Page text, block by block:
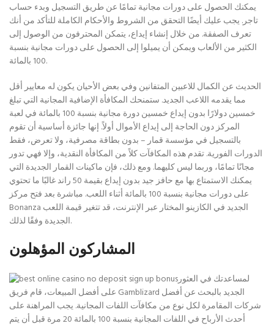
يمكنك الحصول على دورات مجانية تمامًا عن طريق التسجيل وبدء حساب
تاجر. يجب عليك أيضًا التحقق من الشروط والأحكام الكاملة للتأكد من أنك
تعرف الصفقة. من خلال إنشاء إيداع، يتمكن المحترفون من الوصول إلى
الكثير من الألعاب ويمكن أن يميلوا إلى الحصول على دورات مجانية بنسبة
100 بالمائة.
الحديث عن الكمال للاعبين المتفانين وفي بعض الأحيان يكون له معايير أقل
مما يقدمه اللاعب الجديد. ستمنحك المكافأة الإضافية المجانية التي تبلغ
خمسين دولارًا بدون إيداع خمسين دورة مجانية بنسبة 100 بالمائة في لعبة
المركز دون الحاجة إلى إيداع الأموال أولاً. إنها جائزة أساسية أن تقوم
بالتسجيل في مؤسسة قمار – بدون بطاقة مصرفية، ولا تعرض، فقط
الدورات الفورية. تقدم هذه المكافآت كلاً من المكافأة النقدية، وإلا فهي تدور
مجانًا تمامًا، وربما ليس كليهما. ومع ذلك، فإن ماكينات القمار الجديدة التي
يمكنك الاستمتاع بها مع حافز جيد بدون إيداع بقيمة 50 راند غالبًا ما تحتوي
على دورات مجانية بنسبة 100 بالمائة أثناء اللعب. مباشرة بعد فتح مركز
Bonanza الجديد في الكازينو المختار عبر الإنترنت، قد تتغير قيمة اللعب
الجديدة وفقًا لذلك.
المشاركون المؤهلون
لمساعدتك في العثور
على أفضل المبيعات، قام فريق Gamblizard الجديد بالبحث عن أفضل
شركات المقامرة لكل نوع من مكافآت اللفات المجانية. يجب المراهنة على
أحدث الأرباح في اللفات المجانية بنسبة 100 بالمائة 20 مرة قبل أن يتم